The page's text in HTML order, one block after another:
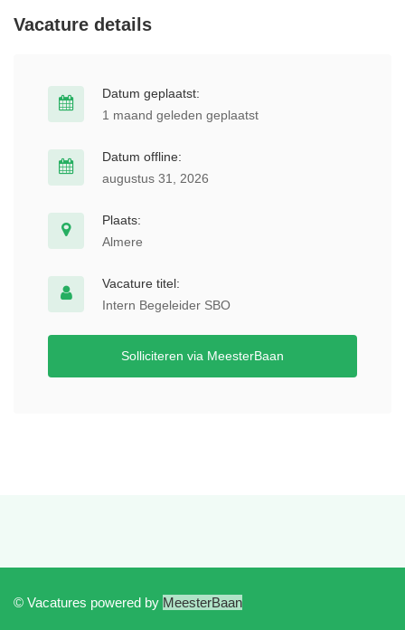
Vacature details
Datum geplaatst:
1 maand geleden geplaatst
Datum offline:
augustus 31, 2026
Plaats:
Almere
Vacature titel:
Intern Begeleider SBO
Solliciteren via MeesterBaan
© Vacatures powered by MeesterBaan